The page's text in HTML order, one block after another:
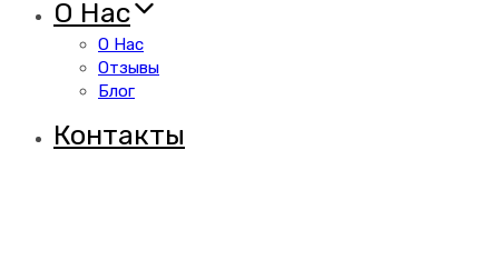
О Нас
О Нас
Отзывы
Блог
Контакты